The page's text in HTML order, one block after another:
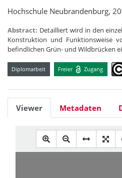
Hochschule Neubrandenburg,
Abstract: Detailliert wird in den
Konstruktion und Funktionsweise
befindlichen Grün- und Wildbrücken
Diplomarbeit Freier Zugang
Viewer Metadaten